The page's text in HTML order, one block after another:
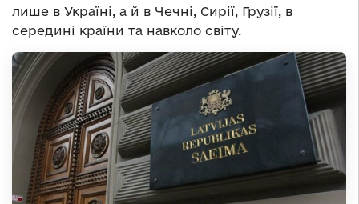
лише в Україні, а й в Чечні, Сирії, Грузії, в
середині країни та навколо світу.